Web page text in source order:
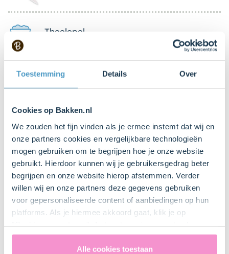
Toestemming Details Over
Cookies op Bakken.nl
We zouden het fijn vinden als je ermee instemt dat wij en
onze partners cookies en vergelijkbare technologieën
mogen gebruiken om te begrijpen hoe je onze website
gebruikt. Hierdoor kunnen wij je gebruikersgedrag beter
begrijpen en onze website hierop afstemmen. Verder
willen wij en onze partners deze gegevens gebruiken
voor gepersonaliseerde content of aanbiedingen op hun
platforms. Als je hiermee akkoord gaat, klik je op
uitdrukkelijk een eventuele gegevensoverdracht naar de
Verenigde Staten in de zin van artikel 49 AVG. Raadpleeg
Alle cookies toestaan
Theelepel
Cellofaanpapier
Plakband
Lint
Bestel gemakkelijk en snel je bakproducten
bij ons zusjeDeLeuksteTaartenshop.